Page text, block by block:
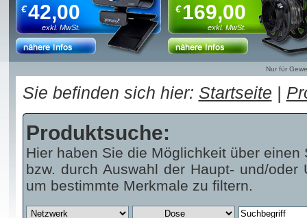
42,00
€
exkl. MwSt.
169,00
€
exkl. MwSt.
Nur für
Sie befinden sich hier: Startseite |
Produktsuche:
Hier haben Sie die Möglichkeit über
bzw. durch Auswahl der Haupt- und/
um bestimmte Merkmale zu filtern.